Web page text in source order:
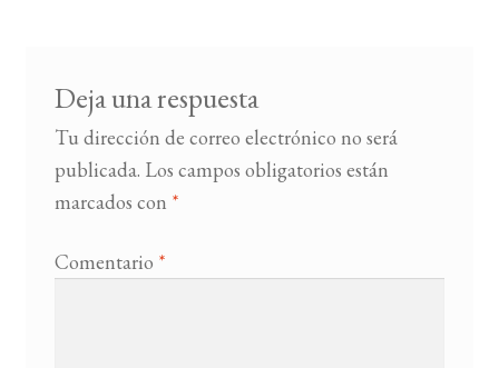
LISTA DE LIBROS
Deja una respuesta
Tu dirección de correo electrónico no será
publicada. Los campos obligatorios están
marcados con *
Comentario *